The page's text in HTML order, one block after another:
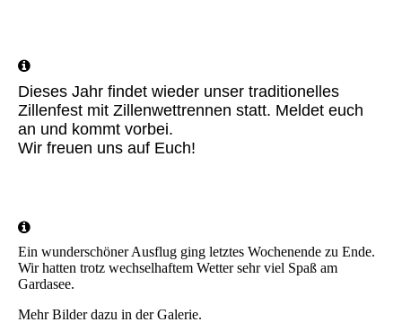
Dieses Jahr findet wieder unser traditionelles
Zillenfest mit Zillenwettrennen statt. Meldet euch
an und kommt vorbei.
Wir freuen uns auf Euch!
Ein wunderschöner Ausflug ging letztes Wochenende zu Ende.
Wir hatten trotz wechselhaftem Wetter sehr viel Spaß am
Gardasee.
Mehr Bilder dazu in der Galerie.